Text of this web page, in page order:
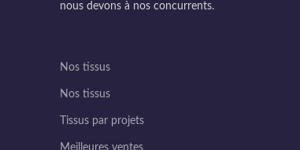
nous devons à nos concurrents.
Nos tissus
Nos tissus
Tissus par projets
Meilleures ventes